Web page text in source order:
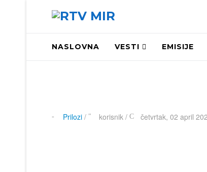
NASLOVNA VESTI EMISIJE
Prilozi/ korisnik / četvrtak, 02 april